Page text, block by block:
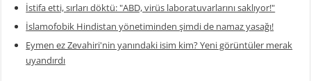
İstifa etti, sırları döktü: "ABD, virüs laboratuvarlarını saklıyor!"
İslamofobik Hindistan yönetiminden şimdi de namaz yasağı!
Eymen ez Zevahiri'nin yanındaki isim kim? Yeni görüntüler merak
uyandırdı